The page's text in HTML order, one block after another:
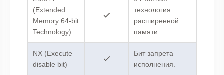
(Extended
Memory 64-bit
Technology)
технология
расширенной
памяти.
NX (Execute
disable bit)
Бит запрета
исполнения.